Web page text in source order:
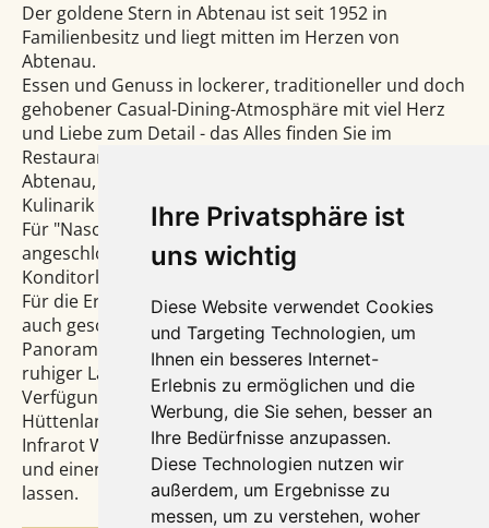
Ihre Privatsphäre ist
uns wichtig
Diese Website verwendet Cookies
und Targeting Technologien, um
Ihnen ein besseres Internet-
Erlebnis zu ermöglichen und die
Werbung, die Sie sehen, besser an
Ihre Bedürfnisse anzupassen.
Diese Technologien nutzen wir
außerdem, um Ergebnisse zu
messen, um zu verstehen, woher
Der goldene Stern in Abtenau ist seit 1952 in
Familienbesitz und liegt mitten im Herzen von
Abtenau.
Essen und Genuss in lockerer, traditioneller und doch
gehobener Casual-Dining-Atmosphäre mit viel Herz
und Liebe zum Detail - das Alles finden Sie im
Restaurant des Hotels. Gelegen am Marktplatz von
Abtenau, kombiniert es traditionelle, klassische
Kulinarik mit modernen Akzenten.
Für "Naschkatzen" lohnt sich immer ein Blick in die
angeschlossene Konditorei, die als eine der besten
Konditorlehrbetriebe im Salzburger Land gilt.
Für die Erholung ist im Hotel Goldener Stern natürlich
auch gesorgt. Den Gästen steht ein schönes
Panorama-Biotop (144 m²) mit großer Liegewiese in
ruhiger Lage mit Blick in die Abtenauer Berge zur
Verfügung. Desweiteren kann man in der
Hüttenlandschaft mit Sauna, Softsauna, Dampfbad,
Infrarot Wärmekabine, Wärmebank und Ruheraum
und einem Frischluftbereich, die Seele baumeln
lassen.